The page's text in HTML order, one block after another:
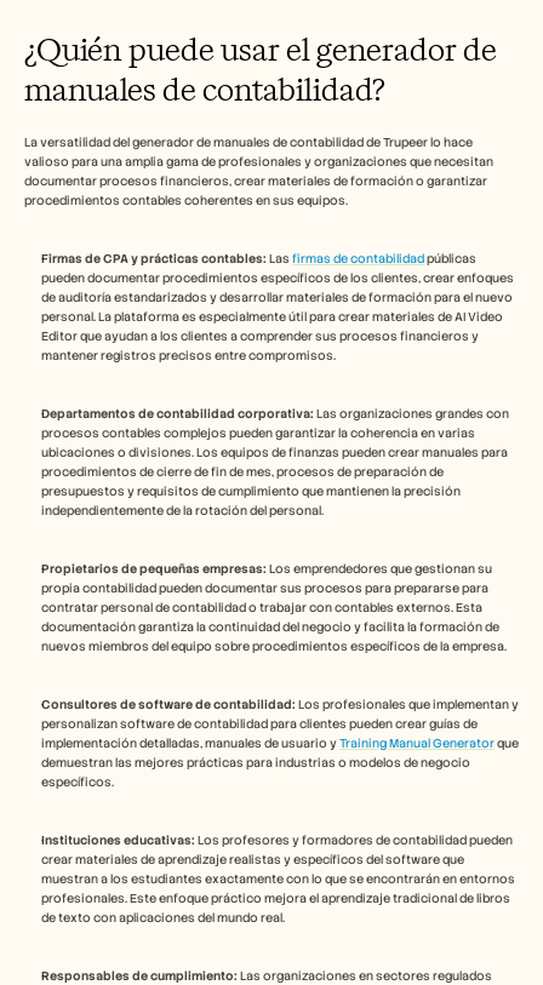
¿Quién puede usar el generador de
manuales de contabilidad?
La versatilidad del generador de manuales de contabilidad de Trupeer lo hace
valioso para una amplia gama de profesionales y organizaciones que necesitan
documentar procesos financieros, crear materiales de formación o garantizar
procedimientos contables coherentes en sus equipos.
Firmas de CPA y prácticas contables: Las firmas de contabilidad públicas
pueden documentar procedimientos específicos de los clientes, crear enfoques
de auditoría estandarizados y desarrollar materiales de formación para el nuevo
personal. La plataforma es especialmente útil para crear materiales de AI Video
Editor que ayudan a los clientes a comprender sus procesos financieros y
mantener registros precisos entre compromisos.
Departamentos de contabilidad corporativa: Las organizaciones grandes con
procesos contables complejos pueden garantizar la coherencia en varias
ubicaciones o divisiones. Los equipos de finanzas pueden crear manuales para
procedimientos de cierre de fin de mes, procesos de preparación de
presupuestos y requisitos de cumplimiento que mantienen la precisión
independientemente de la rotación del personal.
Propietarios de pequeñas empresas: Los emprendedores que gestionan su
propia contabilidad pueden documentar sus procesos para prepararse para
contratar personal de contabilidad o trabajar con contables externos. Esta
documentación garantiza la continuidad del negocio y facilita la formación de
nuevos miembros del equipo sobre procedimientos específicos de la empresa.
Consultores de software de contabilidad: Los profesionales que implementan y
personalizan software de contabilidad para clientes pueden crear guías de
implementación detalladas, manuales de usuario y Training Manual Generator que
demuestran las mejores prácticas para industrias o modelos de negocio
específicos.
Instituciones educativas: Los profesores y formadores de contabilidad pueden
crear materiales de aprendizaje realistas y específicos del software que
muestran a los estudiantes exactamente con lo que se encontrarán en entornos
profesionales. Este enfoque práctico mejora el aprendizaje tradicional de libros
de texto con aplicaciones del mundo real.
Responsables de cumplimiento: Las organizaciones en sectores regulados